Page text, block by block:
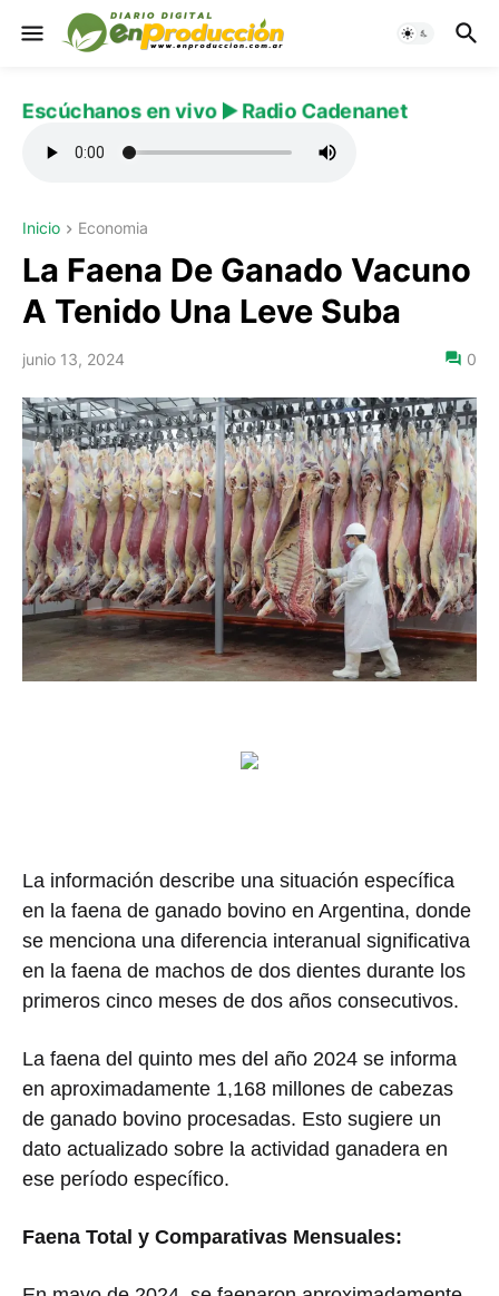
Escúchanos en vivo ▶️ Radio Cadenanet
Inicio Economia
La Faena De Ganado Vacuno
A Tenido Una Leve Suba
junio 13, 2024 0
La información describe una situación específica
en la faena de ganado bovino en Argentina, donde
se menciona una diferencia interanual significativa
en la faena de machos de dos dientes durante los
primeros cinco meses de dos años consecutivos.
La faena del quinto mes del año 2024 se informa
en aproximadamente 1,168 millones de cabezas
de ganado bovino procesadas. Esto sugiere un
dato actualizado sobre la actividad ganadera en
ese período específico.
Faena Total y Comparativas Mensuales: